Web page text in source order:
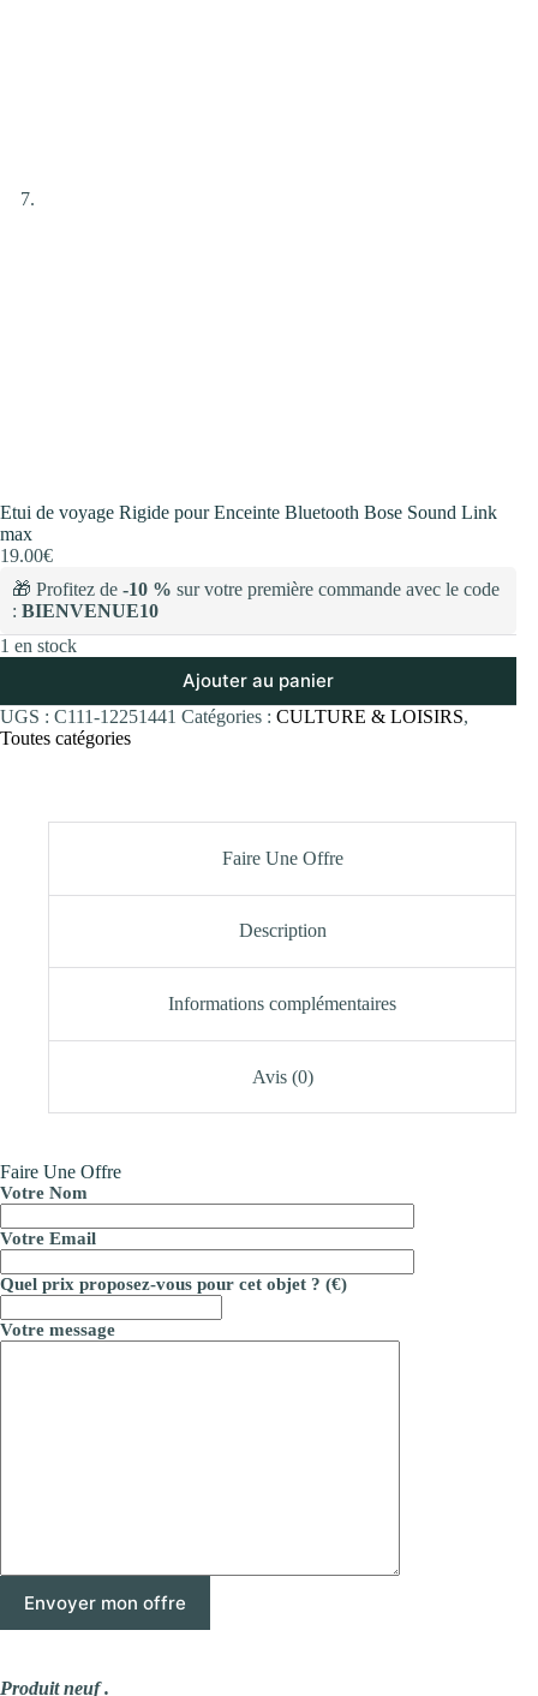
Etui de voyage Rigide pour Enceinte Bluetooth Bose Sound Link
max
19.00€
🎁 Profitez de -10 % sur votre première commande avec le code
: BIENVENUE10
1 en stock
Ajouter au panier
UGS : C111-12251441 Catégories : CULTURE & LOISIRS,
Toutes catégories
Faire Une Offre
Description
Informations complémentaires
Avis (0)
Faire Une Offre
Votre Nom
Votre Email
Quel prix proposez-vous pour cet objet ? (€)
Votre message
Produit neuf .